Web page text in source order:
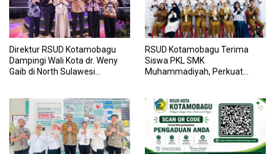
Direktur RSUD Kotamobagu
Dampingi Wali Kota dr. Weny
Gaib di North Sulawesi
RSUD Kotamobagu Terima
Siswa PKL SMK
Muhammadiyah, Perkuat